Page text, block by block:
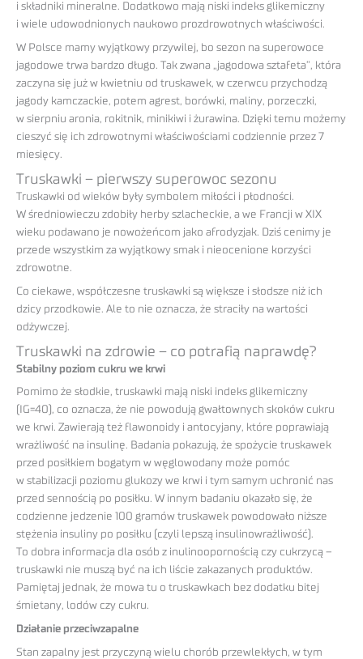
i składniki mineralne. Dodatkowo mają niski indeks glikemiczny
i wiele udowodnionych naukowo prozdrowotnych właściwości.
W Polsce mamy wyjątkowy przywilej, bo sezon na superowoce
jagodowe trwa bardzo długo. Tak zwana „jagodowa sztafeta”, która
zaczyna się już w kwietniu od truskawek, w czerwcu przychodzą
jagody kamczackie, potem agrest, borówki, maliny, porzeczki,
w sierpniu aronia, rokitnik, minikiwi i żurawina. Dzięki temu możemy
cieszyć się ich zdrowotnymi właściwościami codziennie przez 7
miesięcy.
Truskawki – pierwszy superowoc sezonu
Truskawki od wieków były symbolem miłości i płodności.
W średniowieczu zdobiły herby szlacheckie, a we Francji w XIX
wieku podawano je nowożeńcom jako afrodyzjak. Dziś cenimy je
przede wszystkim za wyjątkowy smak i nieocenione korzyści
zdrowotne.
Co ciekawe, współczesne truskawki są większe i słodsze niż ich
dzicy przodkowie. Ale to nie oznacza, że straciły na wartości
odżywczej.
Truskawki na zdrowie – co potrafią naprawdę?
Stabilny poziom cukru we krwi
Pomimo że słodkie, truskawki mają niski indeks glikemiczny
(IG=40), co oznacza, że nie powodują gwałtownych skoków cukru
we krwi. Zawierają też flawonoidy i antocyjany, które poprawiają
wrażliwość na insulinę. Badania pokazują, że spożycie truskawek
przed posiłkiem bogatym w węglowodany może pomóc
w stabilizacji poziomu glukozy we krwi i tym samym uchronić nas
przed sennością po posiłku. W innym badaniu okazało się, że
codzienne jedzenie 100 gramów truskawek powodowało niższe
stężenia insuliny po posiłku (czyli lepszą insulinowrażliwość).
To dobra informacja dla osób z inulinoopornością czy cukrzycą –
truskawki nie muszą być na ich liście zakazanych produktów.
Pamiętaj jednak, że mowa tu o truskawkach bez dodatku bitej
śmietany, lodów czy cukru.
Działanie przeciwzapalne
Stan zapalny jest przyczyną wielu chorób przewlekłych, w tym